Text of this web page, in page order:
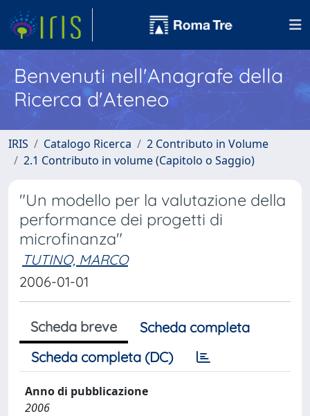
Benvenuti nell'Anagrafe della
Ricerca d'Ateneo
IRIS Catalogo Ricerca
2 Contributo in Volume
2.1 Contributo in volume (Capitolo o Saggio)
"Un modello per la valutazione della
performance dei progetti di
microfinanza"
TUTINO, MARCO
2006-01-01
Scheda breve
Scheda completa
Scheda completa (DC)
Anno di pubblicazione
2006